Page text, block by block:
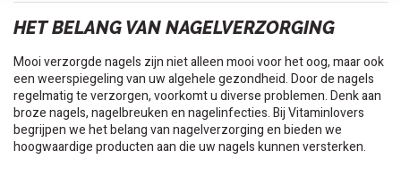
HET BELANG VAN NAGELVERZORGING
Mooi verzorgde nagels zijn niet alleen mooi voor het oog, maar ook
een weerspiegeling van uw algehele gezondheid. Door de nagels
regelmatig te verzorgen, voorkomt u diverse problemen. Denk aan
broze nagels, nagelbreuken en nagelinfecties. Bij Vitaminlovers
begrijpen we het belang van nagelverzorging en bieden we
hoogwaardige producten aan die uw nagels kunnen versterken.